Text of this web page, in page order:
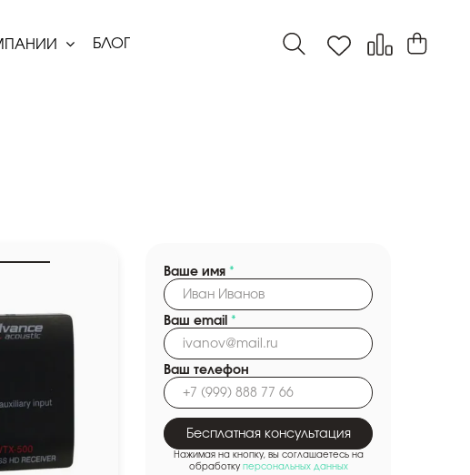
БЛОГ
Ваше имя *
Ваш email *
Ваш телефон
Бесплатная консультация
Нажимая на кнопку, вы соглашаетесь на
обработку персональных данных